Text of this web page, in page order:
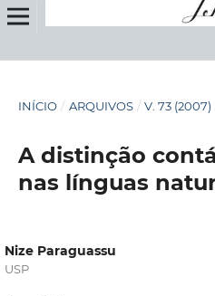
INÍCIO / ARQUIVOS / V. 73 (2007)
A distinção
nas línguas
Nize Paraguassu
USP